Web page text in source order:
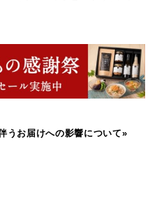
うお届けへの影響について»